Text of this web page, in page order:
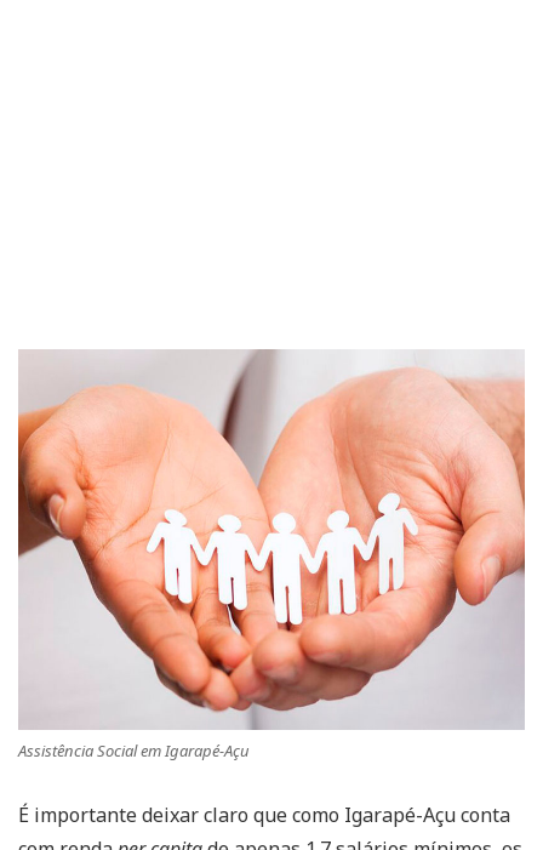
Assistência Social em Igarapé-Açu
É importante deixar claro que como Igarapé-Açu conta